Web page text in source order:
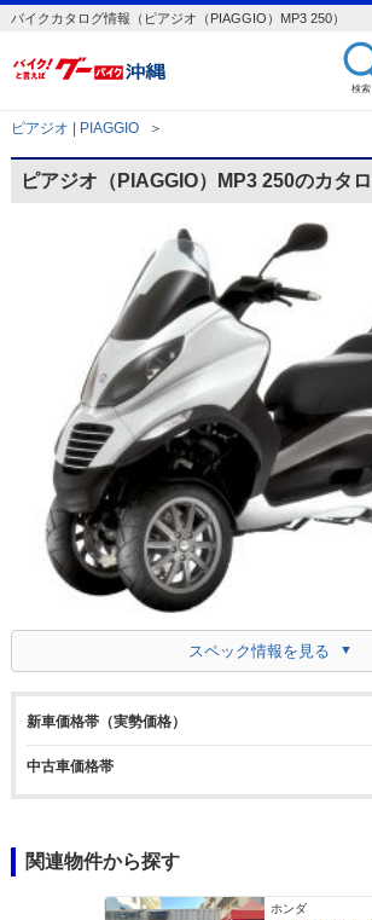
バイクカタログ情報（ピアジオ（PIAGGIO）MP3 250）
検索
ピアジオ | PIAGGIO ＞
ピアジオ（PIAGGIO）MP3 250のカタ
スペック情報を見る
新車価格帯（実勢価格）
中古車価格帯
関連物件から探す
ホンダ